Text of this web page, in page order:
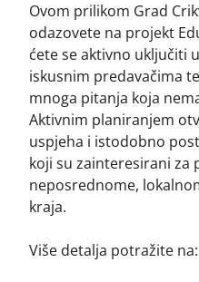
Ovom prilikom Grad
odazovete na projekt
ćete se aktivno uključiti
iskusnim predavačima
mnoga pitanja koja
Aktivnim planiranjem
uspjeha i istodobno
koji su zainteresirani za
neposrednome,
kraja.
Više detalja potražite na: